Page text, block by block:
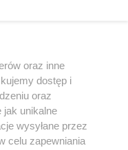
być powielany i
w jakikolwiek sposób (w
jakimkolwiek polu
z umieszczaniem w
Jakiekolwiek użycie lub
z naruszeniem prawa,
groźbą kary i może być
oraz inne
dostęp i
oraz
jak unikalne
wysyłane przez
celu zapewniania